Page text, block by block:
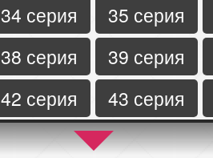
34 серия
35 серия
38 серия
39 серия
42 серия
43 серия
46 серия
47 серия